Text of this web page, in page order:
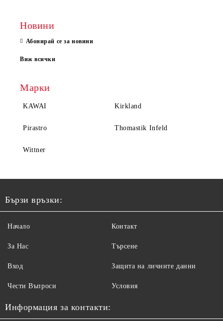
Новини
Абонирай се за новини
Виж всички
Марки
KAWAI Kirkland
Pirastro Thomastik Infeld
Wittner
Бързи връзки:
Начало
За Нас
Вход
Чести Въпроси
Контакт
Търсене
Защита на личните данни
Условия
Информация за контакти: